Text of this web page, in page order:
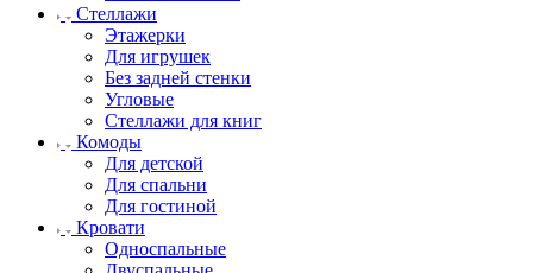
Стеллажи
Этажерки
Для игрушек
Без задней стенки
Угловые
Стеллажи для книг
Комоды
Для детской
Для спальни
Для гостиной
Кровати
Односпальные